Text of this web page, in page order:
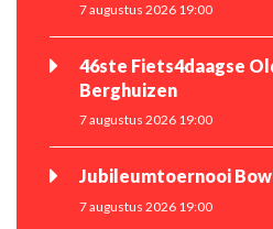
7 augustus 2026 19:00
46ste Fiets4daagse
Berghuizen
7 augustus 2026 19:00
Jubileumtoernooi
7 augustus 2026 19:00